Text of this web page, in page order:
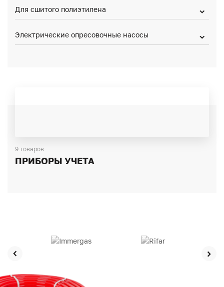
Для сшитого полиэтилена
Электрические опресовочные насосы
9 товаров
ПРИБОРЫ УЧЕТА